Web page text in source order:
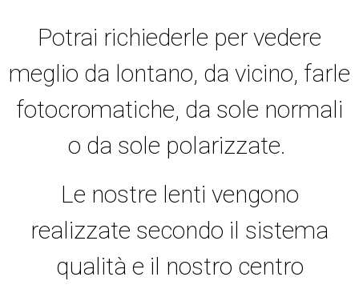
Potrai richiederle per vedere
meglio da lontano, da vicino, farle
fotocromatiche, da sole normali
o da sole polarizzate.
Le nostre lenti vengono
realizzate secondo il sistema
qualità e il nostro centro